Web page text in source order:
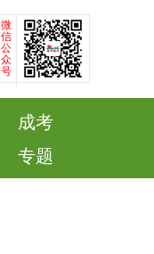
微
信
公
众
号
成考
专题